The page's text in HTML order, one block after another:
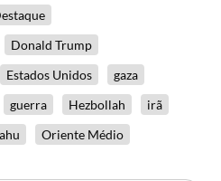
Donald Trump
Estados Unidos
gaza
guerra Hezbollah
irã
Oriente Médio